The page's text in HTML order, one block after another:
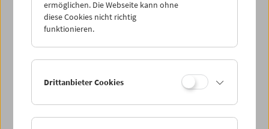
Sa 29.1.
ermöglichen. Die Webseite kann ohne
diese Cookies nicht richtig
funktionieren.
Drittanbieter Cookies